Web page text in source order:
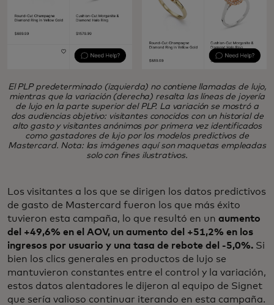
El PLP predeterminado (izquierda) no contiene llamadas de lujo,
mientras que la variación (derecha) resalta las líneas de joyería
de lujo en la parte superior del PLP. La variación se mostró a
dos audiencias objetivo: visitantes conocidos con un historial de
alto gasto y visitantes anónimos por primera vez identificados
como gastadores de lujo por los modelos predictivos de
Mastercard. Nota: las imágenes aquí son maquetas empleadas
solo con fines ilustrativos.
Los visitantes a los que se dirigen los datos predictivos
de gasto de Mastercard fueron los que más éxito
tuvieron esta campaña, lo que resultó en un aumento
del +49,6% en el AOV, un aumento del +51,2% en los
ingresos por usuario y una tasa de rebote del -5,0%. Si
bien los clics generales en productos de lujo se
mantuvieron constantes entre el control y la variación,
estos datos alentadores le dijeron al equipo de Signet
que sería valioso continuar iterando en esta campaña.